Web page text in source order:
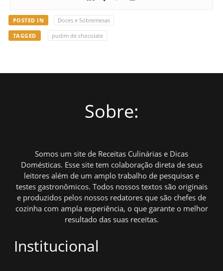
POSTED IN Doces e Sobremesas
TAGGED pudim de chocolate
Sobre:
Somos um site de Receitas Culinárias e Dicas
Domésticas. Esse site tem colaboração direta de seus
leitores além de um amplo trabalho de pesquisas e
testes gastronômicos. Todos nossos textos são originais
e produzidos pelos nossos redatores que são chefes de
cozinha com ampla experiência, o que garante o melhor
resultado das suas receitas.
Institucional